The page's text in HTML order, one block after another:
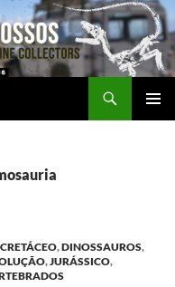
CRETÁCEO,DINOSSAUROS,
,JURÁSSICO,